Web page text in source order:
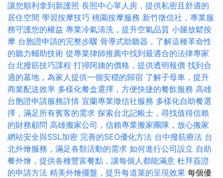
讓您順利拿到新護照 長照中心單人房，提供私密且舒適的
居住空間 學習按摩技巧 桃園按摩服務 新竹徵信社，專業服
務守護您的權益 專業冷氣清洗，提升空氣品質 小腿放鬆按
摩 台胞證申請的完整步驟 骨導式助聽器，了解這種革命性
的聽力輔助技術 從專業律師推薦中找到最適合的法律專家
台北撥筋技巧課程 打掃阿姨的價格，提供透明報價 找到合
適的墓地，為家人提供一個安穩的歸宿 了解子母車，提升
商業配送效率 多樣化餐盒選擇，方便快捷的餐飲服務 高雄
台胞證申請服務詳情 宜蘭專業徵信社服務 多樣化自助餐選
擇，滿足所有賓客的需求 探索台北記帳士，尋找值得信賴
的財務顧問 高雄搬家公司，信賴專業搬家團隊，放心搬家
網站安全與SSL加密 完善的SEO優化方法 台中撥筋療法 台
北外燴服務，滿足各類活動的需求 如何進行公司設立 自助
餐外燴，提供各種豐富餐點，讓每個人都能滿意 杜拜簽證
的申請方法 精美外燴擺盤，提升每道菜的呈現效果 每個優